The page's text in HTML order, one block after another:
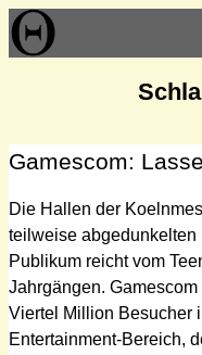
Zum
Inhalt
Gamescom:
Die Hallen der
teilweise
Publikum reicht vom
Jahrgängen.
Viertel Million Besucher
Entertainment-Bereich,